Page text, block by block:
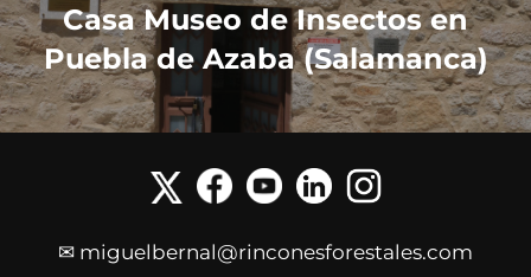
Casa Museo de Insectos en
Puebla de Azaba (Salamanca)
✉ miguelbernal@rinconesforestales.com